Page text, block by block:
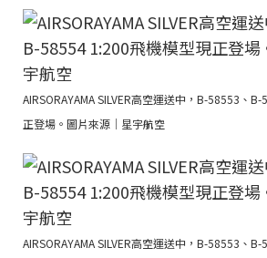
AIRSORAYAMA SILVER高空運送中，B-58553、
正登場。圖片來源｜星宇航空
AIRSORAYAMA SILVER高空運送中，B-58553、